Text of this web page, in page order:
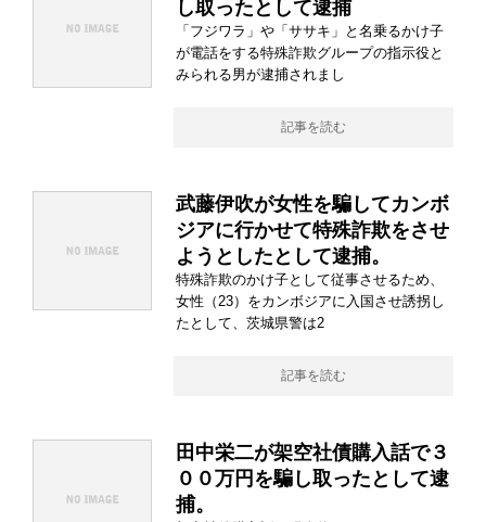
し取ったとして逮捕
「フジワラ」や「ササキ」と名乗るかけ子
が電話をする特殊詐欺グループの指示役と
みられる男が逮捕されまし
記事を読む
武藤伊吹が女性を騙してカンボ
ジアに行かせて特殊詐欺をさせ
ようとしたとして逮捕。
特殊詐欺のかけ子として従事させるため、
女性（23）をカンボジアに入国させ誘拐し
たとして、茨城県警は2
記事を読む
田中栄二が架空社債購入話で３
００万円を騙し取ったとして逮
捕。